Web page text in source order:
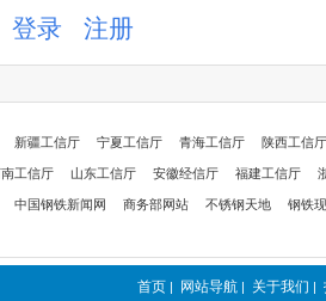
登录 注册
新疆工信厅 宁夏工信厅 青海工信厅 陕西工信厅
工信厅 山东工信厅 安徽经信厅 福建工信厅
中国钢铁新闻网 商务部网站 不锈钢天地 钢铁
首页 | 网站导航 | 关于我们 |